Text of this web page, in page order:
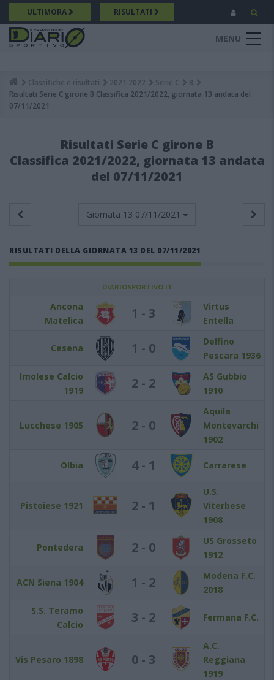
Salta
al
contenuto
principale
ULTIMORA RISULTATI
MENU
Breadcrumb
Classifiche e risultati 2021 2022 Serie C
B
Risultati Serie C girone B Classifica 2021/2022, giornata 13 andata del
07/11/2021
Risultati Serie C girone B
Classifica 2021/2022, giornata 13 andata
del 07/11/2021
Giornata 13 07/11/2021
RISULTATI DELLA GIORNATA 13 DEL 07/11/2021
DIARIOSPORTIVO.IT
Ancona
Matelica
1 - 3
Virtus
Entella
Cesena 1 - 0
Delfino
Pescara 1936
Imolese Calcio
1919
2 - 2
AS Gubbio
1910
Lucchese 1905 2 - 0
Aquila
Montevarchi
1902
Olbia 4 - 1 Carrarese
Pistoiese 1921 2 - 1
U.S.
Viterbese
1908
Pontedera 2 - 0
US Grosseto
1912
ACN Siena 1904 1 - 2
Modena F.C.
2018
S.S. Teramo
Calcio
3 - 2 Fermana F.C.
Vis Pesaro 1898 0 - 3
A.C.
Reggiana
1919